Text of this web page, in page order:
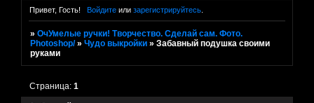
Привет, Гость! Войдитеили зарегистрируйтесь.
»ОчУмелые ручки! Творчество. Сделай сам. Фото.
Photoshop/ »Чудо выкройки »Забавный подушка своими
руками
Страница:1